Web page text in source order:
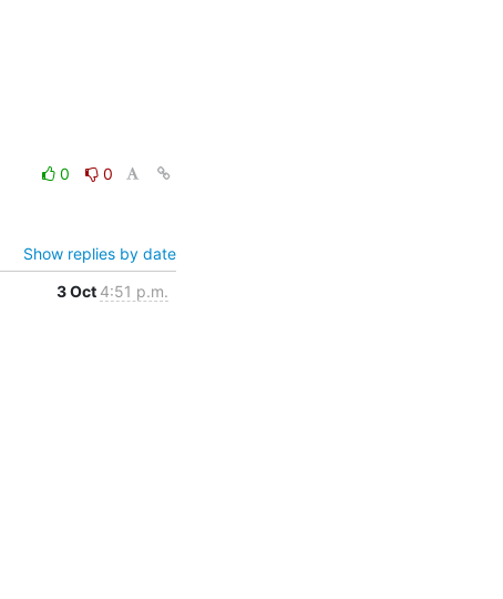
0
0
Show replies by date
3 Oct 4:51 p.m.